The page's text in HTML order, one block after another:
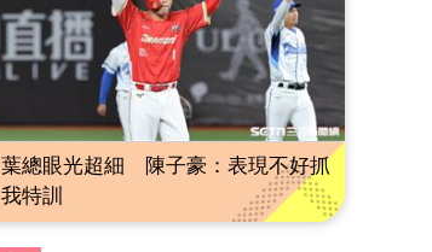
葉總眼光超細 陳子豪：表現不好抓
我特訓